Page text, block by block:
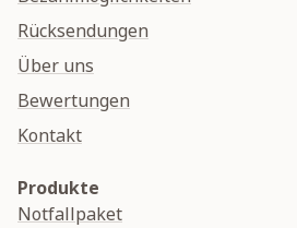
Rücksendungen
Über uns
Bewertungen
Kontakt
Produkte
Notfallpaket